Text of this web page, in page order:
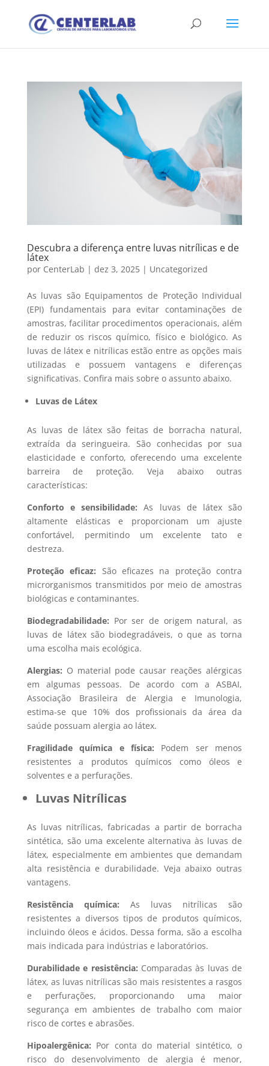
Descubra a diferença entre luvas nitrílicas e de
látex
por CenterLab | dez 3, 2025| Uncategorized
As luvas são Equipamentos de Proteção Individual
(EPI) fundamentais para evitar contaminações de
amostras, facilitar procedimentos operacionais, além
de reduzir os riscos químico, físico e biológico. As
luvas de látex e nitrílicas estão entre as opções mais
utilizadas e possuem vantagens e diferenças
significativas. Confira mais sobre o assunto abaixo.
Luvas de Látex
As luvas de látex são feitas de borracha natural,
extraída da seringueira. São conhecidas por sua
elasticidade e conforto, oferecendo uma excelente
barreira de proteção. Veja abaixo outras
características:
Conforto e sensibilidade: As luvas de látex são
altamente elásticas e proporcionam um ajuste
confortável, permitindo um excelente tato e
destreza.
Proteção eficaz: São eficazes na proteção contra
microrganismos transmitidos por meio de amostras
biológicas e contaminantes.
Biodegradabilidade: Por ser de origem natural, as
luvas de látex são biodegradáveis, o que as torna
uma escolha mais ecológica.
Alergias: O material pode causar reações alérgicas
em algumas pessoas. De acordo com a ASBAI,
Associação Brasileira de Alergia e Imunologia,
estima-se que 10% dos profissionais da área da
saúde possuam alergia ao látex.
Fragilidade química e física: Podem ser menos
resistentes a produtos químicos como óleos e
solventes e a perfurações.
Luvas Nitrílicas
As luvas nitrílicas, fabricadas a partir de borracha
sintética, são uma excelente alternativa às luvas de
látex, especialmente em ambientes que demandam
alta resistência e durabilidade. Veja abaixo outras
vantagens.
Resistência química: As luvas nitrílicas são
resistentes a diversos tipos de produtos químicos,
incluindo óleos e ácidos. Dessa forma, são a escolha
mais indicada para indústrias e laboratórios.
Durabilidade e resistência: Comparadas às luvas de
látex, as luvas nitrílicas são mais resistentes a rasgos
e perfurações, proporcionando uma maior
segurança em ambientes de trabalho com maior
risco de cortes e abrasões.
Hipoalergênica: Por conta do material sintético, o
risco do desenvolvimento de alergia é menor,